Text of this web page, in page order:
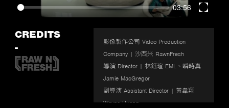
03:56
CREDITS
-
影像製作公司 Video Production
Company | 沙西米 RawnFresh
導演 Director | 林鈺瑄 EML、瞬時真
Jamie MacGregor
副導演 Assistant Director | 黃韋翔
Wayne Huang